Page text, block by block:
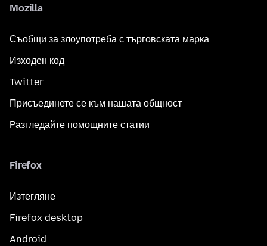
Mozilla
Съобщи за злоупотреба с търговската марка
Изходен код
Twitter
Присъединете се към нашата общност
Разгледайте помощните статии
Firefox
Изтегляне
Firefox desktop
Android